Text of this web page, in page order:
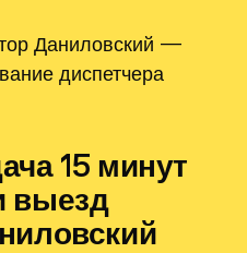
Даниловский —
диспетчера
15 минут
выезд